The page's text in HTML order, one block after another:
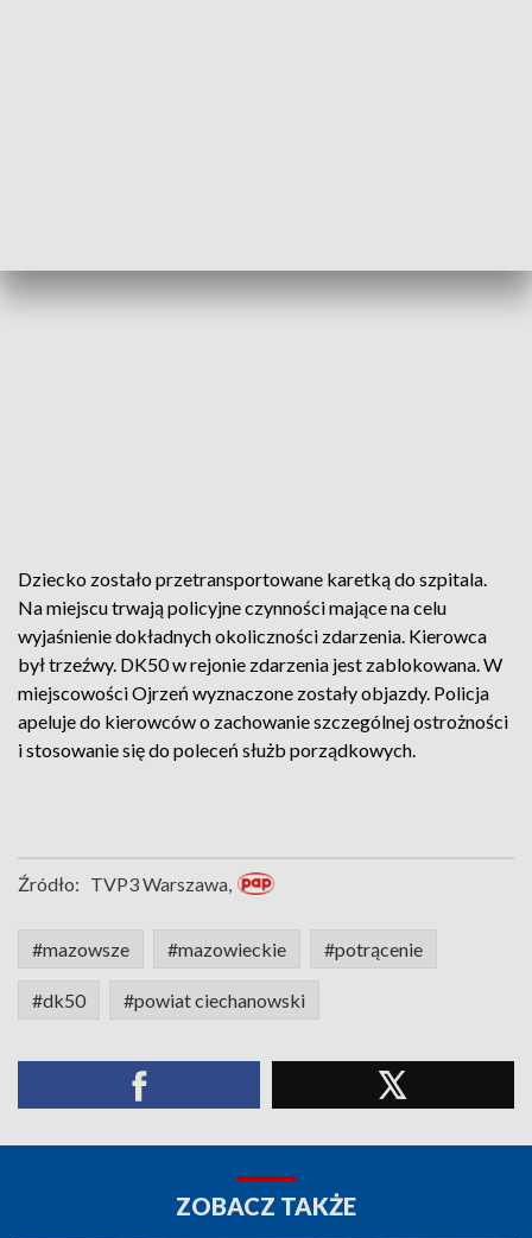
Dziecko zostało przetransportowane karetką do szpitala.
Na miejscu trwają policyjne czynności mające na celu
wyjaśnienie dokładnych okoliczności zdarzenia. Kierowca
był trzeźwy. DK50 w rejonie zdarzenia jest zablokowana. W
miejscowości Ojrzeń wyznaczone zostały objazdy. Policja
apeluje do kierowców o zachowanie szczególnej ostrożności
i stosowanie się do poleceń służb porządkowych.
Źródło: TVP3 Warszawa,
#mazowsze #mazowieckie #potrącenie
#dk50 #powiat ciechanowski
ZOBACZ TAKŻE